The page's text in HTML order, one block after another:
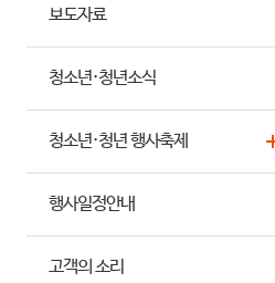
보도자료
청소년·청년소식
청소년·청년 행사축제
행사일정안내
고객의 소리